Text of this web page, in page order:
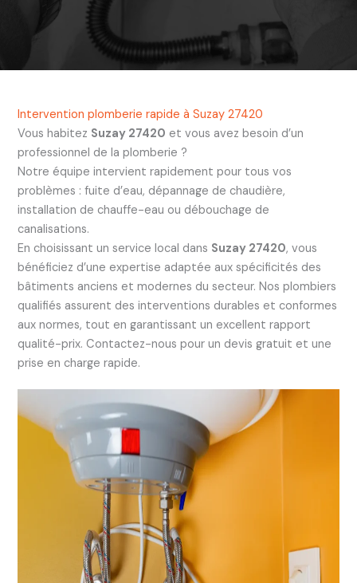
Intervention plomberie rapide à Suzay 27420
Vous habitez Suzay 27420 et vous avez besoin d’un
professionnel de la plomberie ?
Notre équipe intervient rapidement pour tous vos
problèmes : fuite d’eau, dépannage de chaudière,
installation de chauffe-eau ou débouchage de
canalisations.
En choisissant un service local dans Suzay 27420, vous
bénéficiez d’une expertise adaptée aux spécificités des
bâtiments anciens et modernes du secteur. Nos plombiers
qualifiés assurent des interventions durables et conformes
aux normes, tout en garantissant un excellent rapport
qualité-prix. Contactez-nous pour un devis gratuit et une
prise en charge rapide.